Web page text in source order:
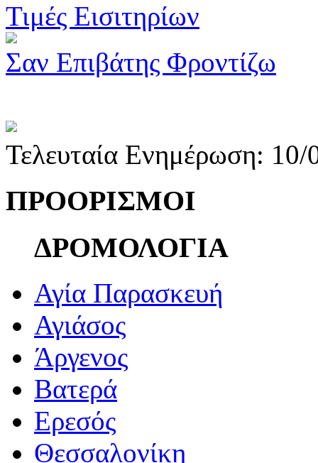
Τιμές Εισιτηρίων
Σαν Επιβάτης Φροντίζω
Τελευταία Ενημέρωση:
ΠΡΟΟΡΙΣΜΟΙ
ΔΡΟΜΟΛΟΓΙΑ
Αγία Παρασκευή
Αγιάσος
Άργενος
Βατερά
Ερεσός
Θεσσαλονίκη